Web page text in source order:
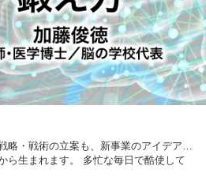
略・戦術の立案も、新事業のアイデア…
ら生まれます。 多忙な毎日で酷使して